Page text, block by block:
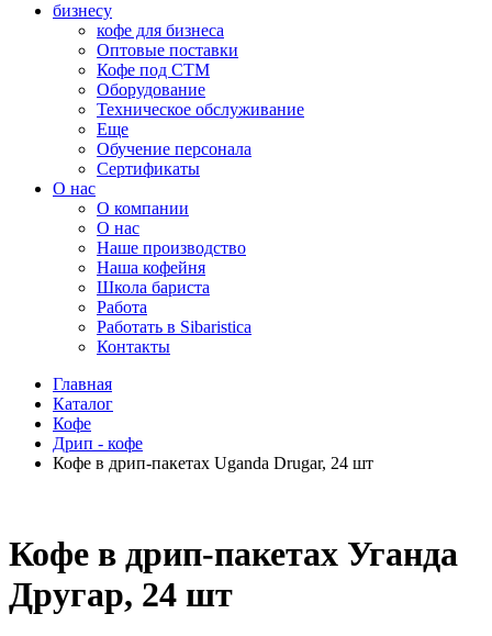
бизнесу
кофе для бизнеса
Оптовые поставки
Кофе под СТМ
Оборудование
Техническое обслуживание
Еще
Обучение персонала
Сертификаты
О нас
O компании
О нас
Наше производство
Наша кофейня
Школа бариста
Работа
Работать в Sibaristica
Контакты
Главная
Каталог
Кофе
Дрип - кофе
Кофе в дрип-пакетах Uganda Drugar, 24 шт
Кофе в дрип-пакетах Уганда
Другар, 24 шт